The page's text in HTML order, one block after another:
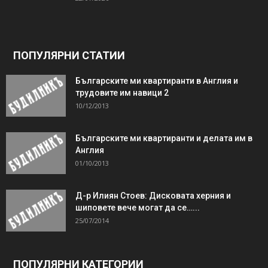
ПОПУЛЯРНИ СТАТИИ
Българските ми квартиранти в Англия и
трудовите им навици 2
10/12/2013
Българските ми квартиранти и делата им в
Англия
01/10/2013
Д-р Илиян Стоев: Дисковата херния и
шиповете вече могат да се…...
25/07/2014
ПОПУЛЯРНИ КАТЕГОРИИ